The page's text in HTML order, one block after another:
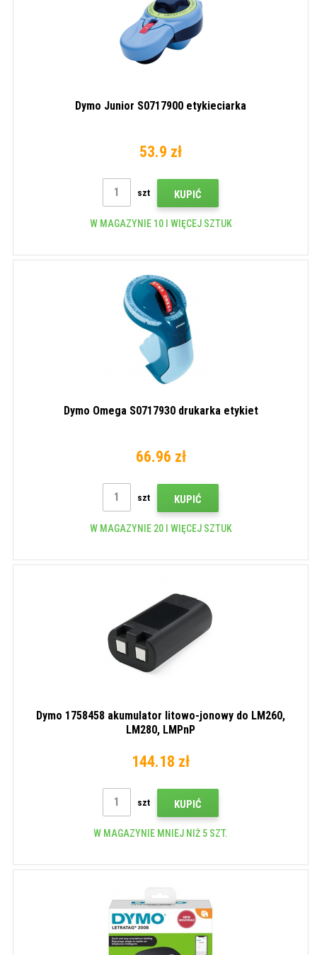
Dymo Junior S0717900 etykieciarka
53.9 zł
szt KUPIĆ
W MAGAZYNIE 10 I WIĘCEJ SZTUK
Dymo Omega S0717930 drukarka etykiet
66.96 zł
szt KUPIĆ
W MAGAZYNIE 20 I WIĘCEJ SZTUK
Dymo 1758458 akumulator litowo-jonowy do LM260,
LM280, LMPnP
144.18 zł
szt KUPIĆ
W MAGAZYNIE MNIEJ NIŻ 5 SZT.